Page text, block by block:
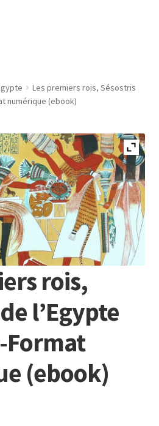
Les premiers rois, Sésostris
numérique (ebook)
rois,
l’Egypte
Format
(ebook)